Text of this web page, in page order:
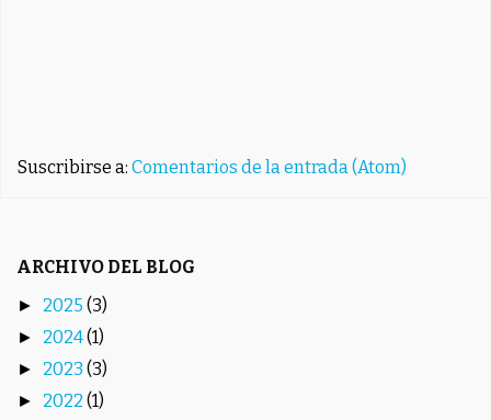
Suscribirse a: Comentarios de la entrada (Atom)
ARCHIVO DEL BLOG
► 2025 (3)
► 2024(1)
► 2023 (3)
► 2022 (1)